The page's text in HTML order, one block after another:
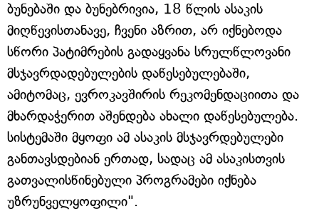
ბუნებაში და ბუნებრივია, 18 წლის ასაკის
მიღწევისთანავე, ჩვენი აზრით, არ იქნებოდა
სწორი პატიმრების გადაყვანა სრულწლოვანი
მსჯავრდადებულების დაწესებულებაში,
ამიტომაც, ევროკავშირის რეკომენდაციითა და
მხარდაჭერით აშენდება ახალი დაწესებულება.
სისტემაში მყოფი ამ ასაკის მსჯავრდებულები
განთავსდებიან ერთად, სადაც ამ ასაკისთვის
გათვალისწინებული პროგრამები იქნება
უზრუნველყოფილი".